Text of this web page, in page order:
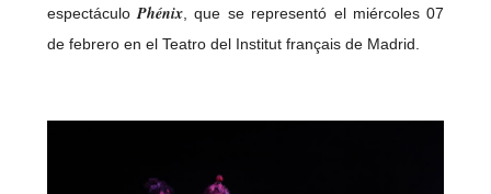
espectáculo Phénix, que se representó el miércoles 07
de febrero en el Teatro del Institut français de Madrid.